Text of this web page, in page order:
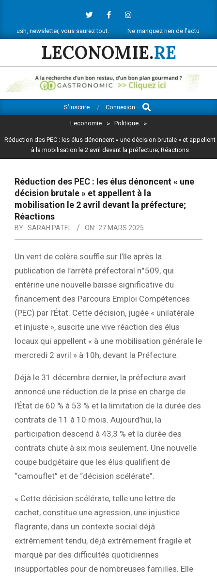
contentvous saurez tout. Ne manquez rien de l’actu économique
LECONOMIE.RE
Navigation
S’inscrire Connexion
Search
Leconomie > Politique >
Réduction des PEC : les élus dénoncent « une décision brutale » et appellent
à la mobilisation le 2 avril devant la préfecture; Réactions
Réduction des PEC : les élus dénoncent « une
décision brutale » et appellent à la
mobilisation le 2 avril devant la préfecture;
Réactions
BY: SARAH PATEL ON: 27 MARS 2025
Un vent de colère souffle sur l’île après la
publication de l’arrêté préfectoral n°509, qui
entérine une nouvelle baisse significative du
financement des Parcours Emploi Compétences
(PEC) par l’État. Cette décision, jugée « unilatérale
et injuste », suscite une vive réaction des élus
locaux qui appellent « à une mobilisation générale le
mercredi 2 avril » à 10h, devant la Préfecture.
Déjà le 31 décembre dernier, la préfecture avait
annoncé une réduction de la prise en charge de
l’État de 60 % à 53 % et la limitation de la durée des
contrats de 11 à 10 mois . Aujourd’hui, la
participation descend à 43,3 % et la durée des
contrats chute à six mois seulement . Une nouvelle
coupe budgétaire que les élus qualifient de
“camouflet” et de “décision scélérate”
« Cette décision scélérate, telle une lettre de
cachet, constitue une agression, une injustice
flagrante, dans un contexte social déjà
extrêmement tendu, déjà extrêmement fragile et
marqué par des difficultés quotidiennes
insupportables pour de nombreuses familles. Elle